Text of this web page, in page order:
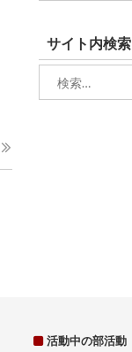
サイト内検索
活動中の部活動